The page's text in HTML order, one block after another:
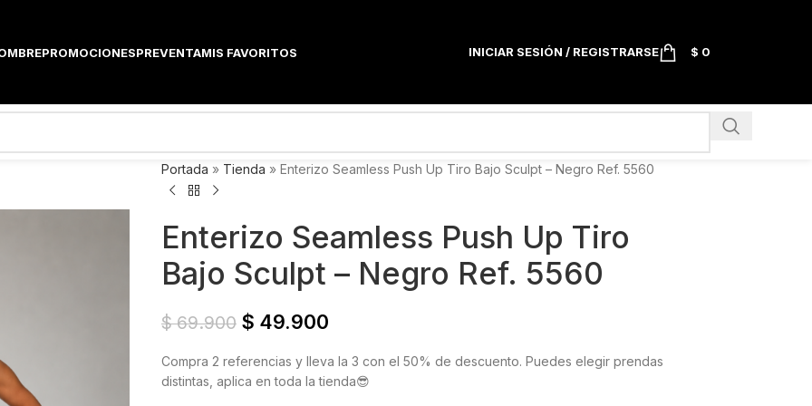
PROMOCIONESPREVENTAMIS FAVORITOS INICIAR SESIÓN / REGISTRARSE $ 0
Portada » Tienda » Enterizo Seamless Push Up Tiro Bajo Sculpt – Negro Ref. 5560
Enterizo Seamless Push Up Tiro
Bajo Sculpt – Negro Ref. 5560
$69.900 $ 49.900
Compra 2 referencias y lleva la 3 con el 50% de descuento. Puedes elegir prendas
distintas, aplica en toda la tienda😎